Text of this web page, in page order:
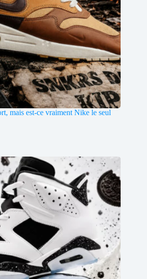
mais est-ce vraiment Nike le seul